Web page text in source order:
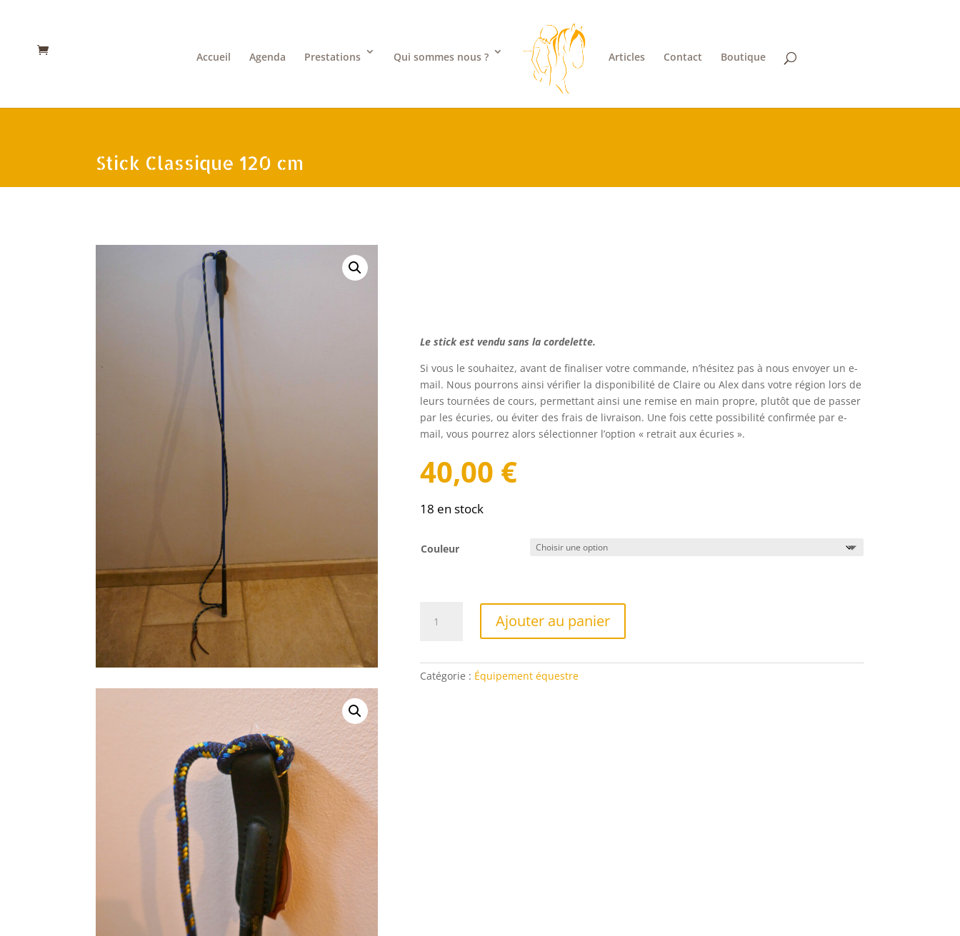
Accueil Agenda Prestations Qui sommes nous ? Articles Contact Boutique
Stick Classique 120 cm
Le stick est vendu sans la cordelette.
Si vous le souhaitez, avant de finaliser votre commande, n’hésitez pas à nous envoyer un e-
mail. Nous pourrons ainsi vérifier la disponibilité de Claire ou Alex dans votre région lors de
leurs tournées de cours, permettant ainsi une remise en main propre, plutôt que de passer
par les écuries, ou éviter des frais de livraison. Une fois cette possibilité confirmée par e-
mail, vous pourrez alors sélectionner l’option « retrait aux écuries ».
40,00 €
18 en stock
Couleur
120
Ajouter au panier
Catégorie : Équipement équestre